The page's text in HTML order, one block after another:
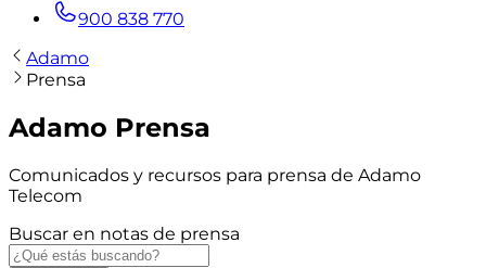
900 838 770
Adamo
Prensa
Adamo Prensa
Comunicados y recursos para prensa de Adamo
Telecom
Buscar en notas de prensa